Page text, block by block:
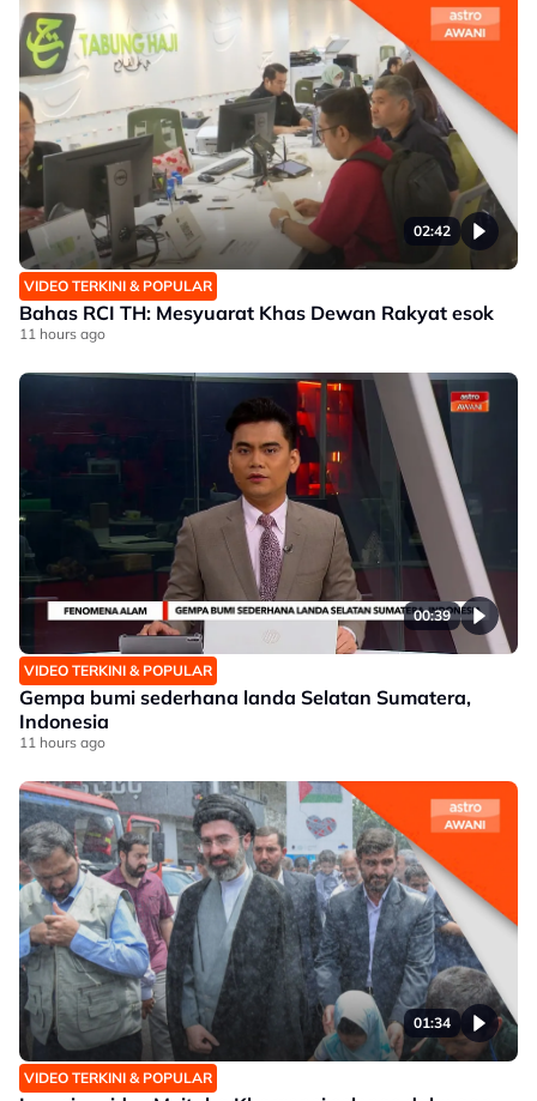
02:42
VIDEO TERKINI & POPULAR
Bahas RCI TH: Mesyuarat Khas Dewan Rakyat esok
11 hours ago
00:39
VIDEO TERKINI & POPULAR
Gempa bumi sederhana landa Selatan Sumatera,
Indonesia
11 hours ago
01:34
VIDEO TERKINI & POPULAR